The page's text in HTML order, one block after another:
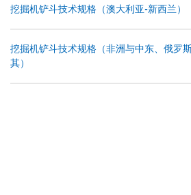
挖掘机铲斗技术规格（澳大利亚-新西兰）
挖掘机铲斗技术规格（非洲与中东、俄罗
其）